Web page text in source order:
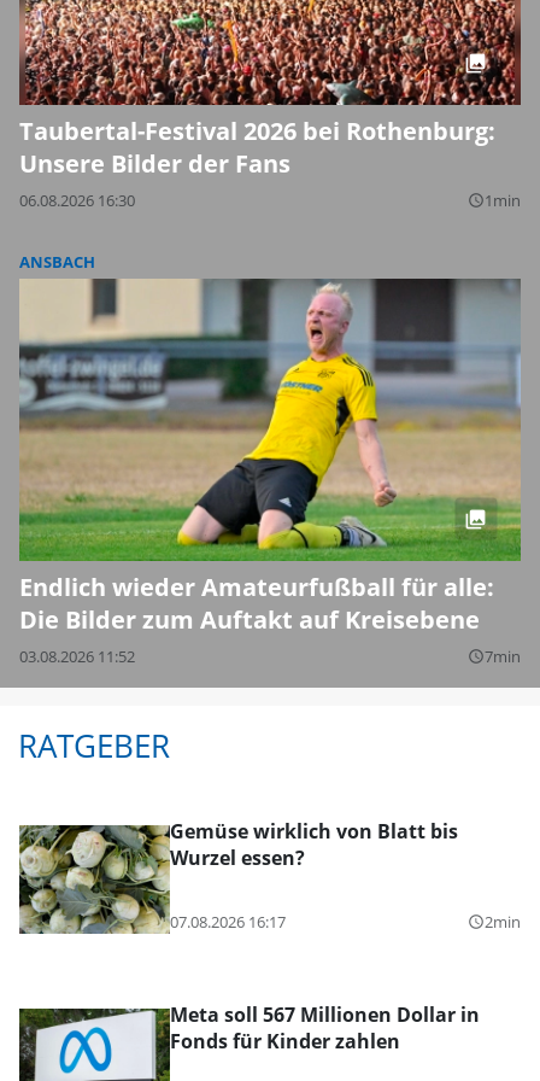
Taubertal-Festival 2026 bei Rothenburg:
Unsere Bilder der Fans
06.08.2026 16:30 query_builder1min
ANSBACH
Endlich wieder Amateurfußball für alle:
Die Bilder zum Auftakt auf Kreisebene
03.08.2026 11:52 query_builder7min
RATGEBER
Gemüse wirklich von Blatt bis
Wurzel essen?
07.08.2026 16:17 query_builder2min
Meta soll 567 Millionen Dollar in
Fonds für Kinder zahlen